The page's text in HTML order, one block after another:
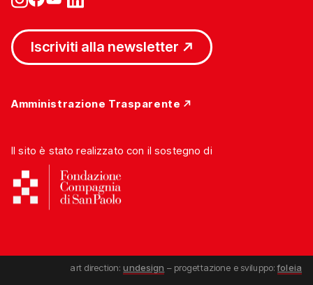
Iscriviti alla newsletter
Amministrazione Trasparente
Il sito è stato realizzato con il sostegno di
art direction:undesign – progettazione e sviluppo:foleia